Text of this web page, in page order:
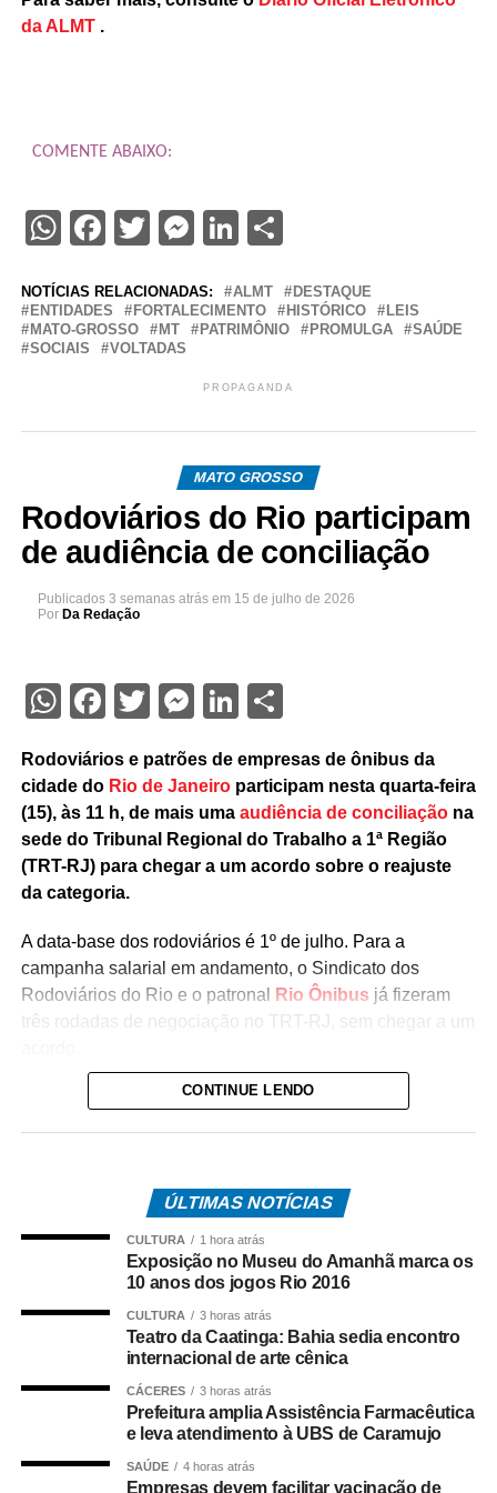
da ALMT .
COMENTE ABAIXO:
WhatsApp
Facebook
Twitter
Messenger
LinkedIn
Share
NOTÍCIAS RELACIONADAS: ALMT
DESTAQUE
ENTIDADES
FORTALECIMENTO HISTÓRICO
LEIS
MATO-GROSSO
MT PATRIMÔNIO PROMULGA
SAÚDE
SOCIAIS
VOLTADAS
PROPAGANDA
MATO GROSSO
Rodoviários do Rio participam
de audiência de conciliação
Publicados 3 semanas atrás em 15 de julho de 2026
Por Da Redação
WhatsApp
Facebook
Twitter
Messenger
LinkedIn
Share
Rodoviários e patrões de empresas de ônibus da
cidade do Rio de Janeiroparticipam nesta quarta-feira
(15), às 11 h, de mais uma audiência de conciliaçãona
sede do Tribunal Regional do Trabalho a 1ª Região
(TRT-RJ) para chegar a um acordo sobre o reajuste
da categoria.
A data-base dos rodoviários é 1º de julho. Para a
campanha salarial em andamento, o Sindicato dos
Rodoviários do Rio e o patronal Rio Ônibus já fizeram
três rodadas de negociação no TRT-RJ, sem chegar a um
Durante as negociações mediadas pela Justiça do
o Rio Ônibus havia ofertado 4,39%.
O desembargador Gustavo Tadeu Alkmim, da Seção
Especializada em Dissídios Coletivos (Sedic), pediu que
os patrões aumentem a oferta de reajuste para 5%, o
mesmo valor pago as categorias de rodoviários das
cidades de Duque de Caxias e Nova Iguaçu, na Baixada
Fluminense.
Paralisação
CONTINUE LENDO
ÚLTIMAS NOTÍCIAS
CULTURA 1 hora atrás
Exposição no Museu do Amanhã marca os
10 anos dos jogos Rio 2016
CULTURA 3 horas atrás
Teatro da Caatinga: Bahia sedia encontro
internacional de arte cênica
CÁCERES 3 horas atrás
Prefeitura amplia Assistência Farmacêutica
e leva atendimento à UBS de Caramujo
SAÚDE 4 horas atrás
Empresas devem facilitar vacinação de